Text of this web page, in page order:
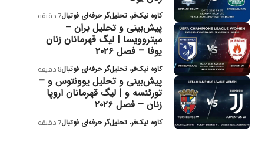
کاوه نیک‌فر، تحلیل‌گر حرفه‌ای فوتبال7 دقیقه
پیش‌بینی و تحلیل بران –
میتروویسا | لیگ قهرمانان زنان
یوفا – فصل ۲۰۲۶
کاوه نیک‌فر، تحلیل‌گر حرفه‌ای فوتبال8 دقیقه
پیش‌بینی و تحلیل یوونتوس و –
تورئنسه و | لیگ قهرمانان اروپا
زنان – فصل ۲۰۲۶
کاوه نیک‌فر، تحلیل‌گر حرفه‌ای فوتبال7 دقیقه